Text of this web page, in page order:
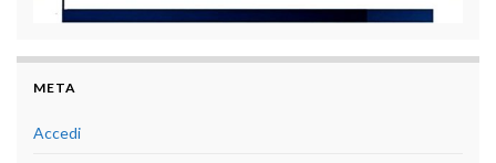
META
Accedi